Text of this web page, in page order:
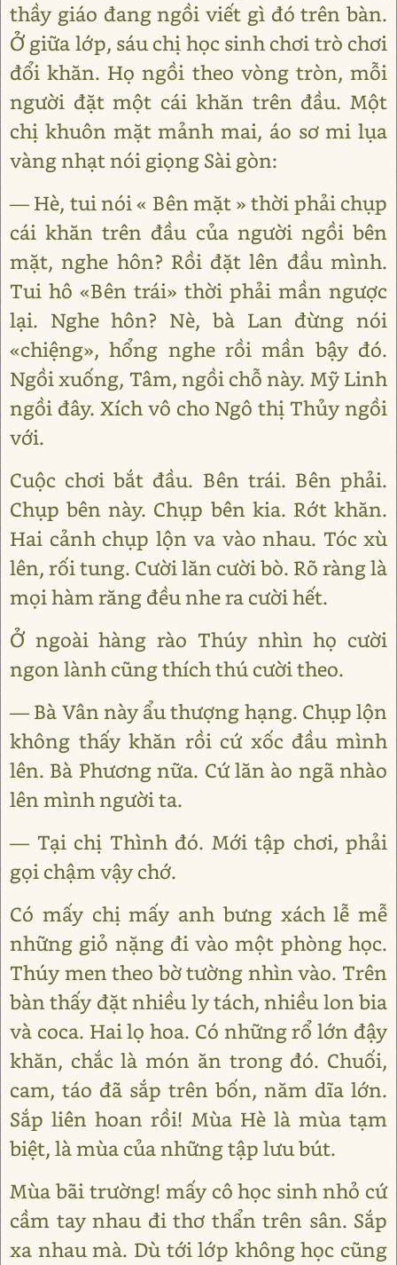
thầy giáo đang ngồi viết gì đó trên bàn.
Ở giữa lớp, sáu chị học sinh chơi trò chơi
đổi khăn. Họ ngồi theo vòng tròn, mỗi
người đặt một cái khăn trên đầu. Một
chị khuôn mặt mảnh mai, áo sơ mi lụa
vàng nhạt nói giọng Sài gòn:
— Hè, tui nói « Bên mặt » thời phải chụp
cái khăn trên đầu của người ngồi bên
mặt, nghe hôn? Rồi đặt lên đầu mình.
Tui hô «Bên trái» thời phải mần ngược
lại. Nghe hôn? Nè, bà Lan đừng nói
«chiệng», hổng nghe rồi mần bậy đó.
Ngồi xuống, Tâm, ngồi chỗ này. Mỹ Linh
ngồi đây. Xích vô cho Ngô thị Thủy ngồi
với.
Cuộc chơi bắt đầu. Bên trái. Bên phải.
Chụp bên này. Chụp bên kia. Rớt khăn.
Hai cảnh chụp lộn va vào nhau. Tóc xù
lên, rối tung. Cười lăn cười bò. Rõ ràng là
mọi hàm răng đều nhe ra cười hết.
Ở ngoài hàng rào Thúy nhìn họ cười
ngon lành cũng thích thú cười theo.
— Bà Vân này ẩu thượng hạng. Chụp lộn
không thấy khăn rồi cứ xốc đầu mình
lên. Bà Phương nữa. Cứ lăn ào ngã nhào
lên mình người ta.
— Tại chị Thình đó. Mới tập chơi, phải
gọi chậm vậy chớ.
Có mấy chị mấy anh bưng xách lễ mễ
những giỏ nặng đi vào một phòng học.
Thúy men theo bờ tường nhìn vào. Trên
bàn thấy đặt nhiều ly tách, nhiều lon bia
và coca. Hai lọ hoa. Có những rổ lớn đậy
khăn, chắc là món ăn trong đó. Chuối,
cam, táo đã sắp trên bốn, năm dĩa lớn.
Sắp liên hoan rồi! Mùa Hè là mùa tạm
biệt, là mùa của những tập lưu bút.
Mùa bãi trường! mấy cô học sinh nhỏ cứ
cầm tay nhau đi thơ thẩn trên sân. Sắp
xa nhau mà. Dù tới lớp không học cũng